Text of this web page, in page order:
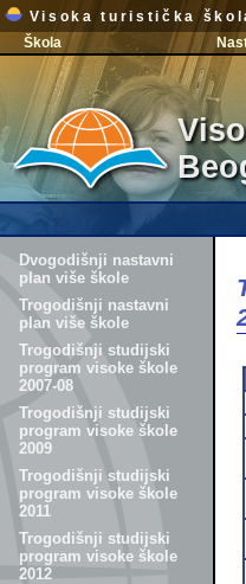
Visoka turistička
Škola
Dvogodišnji nastavni
plan više škole
Trogodišnji nastavni
plan više škole
Trogodišnji studijski
program visoke škole
2007-08
Trogodišnji studijski
program visoke škole
2009
Trogodišnji studijski
program visoke škole
2011
Trogodišnji studijski
program visoke škole
2012